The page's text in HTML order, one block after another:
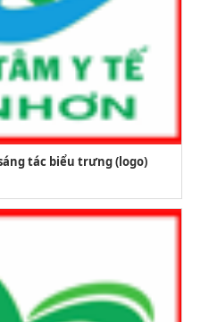
tác biểu trưng (logo)